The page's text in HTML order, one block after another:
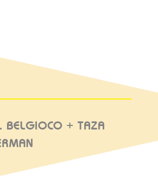
BELGIOCO + TAZA